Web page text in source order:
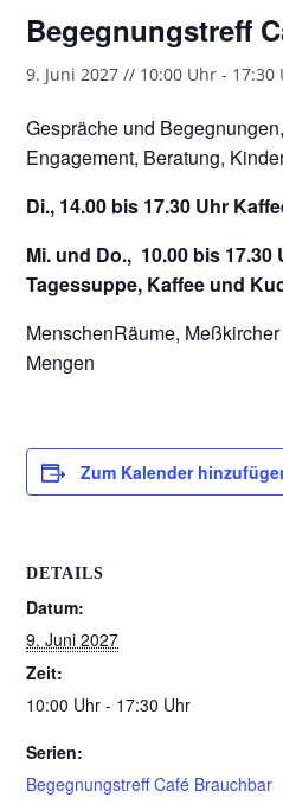
Begegnungstreff
9. Juni 2027 // 10:00 Uhr - 17:30
Gespräche und
Engagement, Beratung,
Di., 14.00 bis 17.30 Uhr
Mi. und Do., 10.00 bis 17.30
Tagessuppe, Kaffee und
MenschenRäume,
Mengen
Zum Kalender
DETAILS
Datum:
9. Juni 2027
Zeit:
10:00 Uhr - 17:30 Uhr
Serien:
Begegnungstreff Café Brauchbar